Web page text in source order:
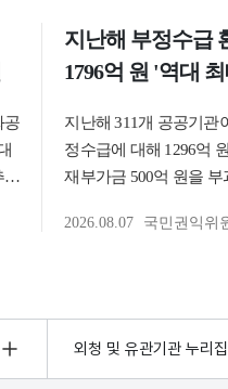
외청 및 유관기관 누리집